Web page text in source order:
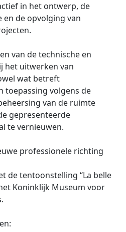
in het ontwerp, de
de opvolging van
van de technische en
het uitwerken van
wat betreft
toepassing volgens de
van de ruimte
gepresenteerde
te vernieuwen.
professionele richting
de tentoonstelling “La belle
Koninklijk Museum voor